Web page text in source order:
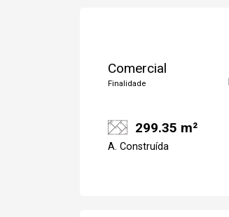
Comercial
Finalidade
299.35 m²
A. Construída